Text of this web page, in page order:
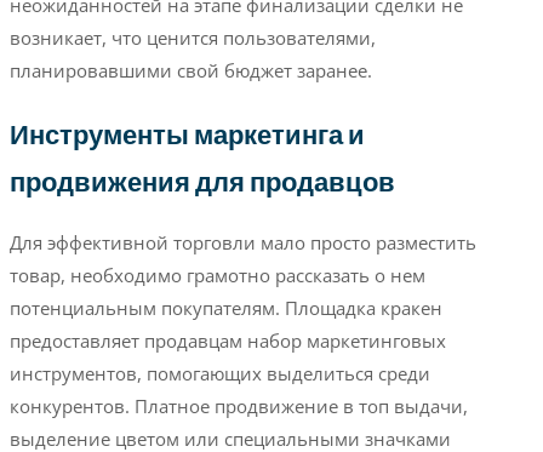
неожиданностей на этапе финализации сделки не
возникает, что ценится пользователями,
планировавшими свой бюджет заранее.
Инструменты маркетинга и
продвижения для продавцов
Для эффективной торговли мало просто разместить
товар, необходимо грамотно рассказать о нем
потенциальным покупателям. Площадка кракен
предоставляет продавцам набор маркетинговых
инструментов, помогающих выделиться среди
конкурентов. Платное продвижение в топ выдачи,
выделение цветом или специальными значками